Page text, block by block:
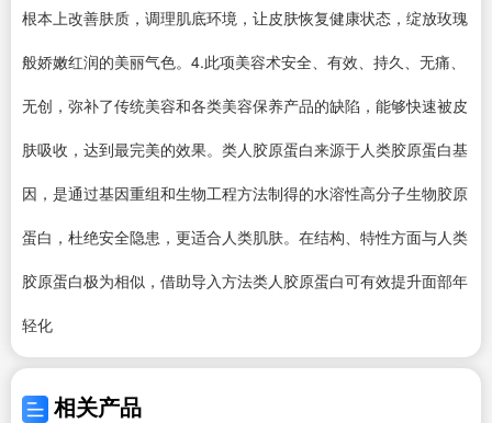
根本上改善肤质，调理肌底环境，让皮肤恢复健康状态，绽放玫瑰
般娇嫩红润的美丽气色。4.此项美容术安全、有效、持久、无痛、
无创，弥补了传统美容和各类美容保养产品的缺陷，能够快速被皮
肤吸收，达到最完美的效果。类人胶原蛋白来源于人类胶原蛋白基
因，是通过基因重组和生物工程方法制得的水溶性高分子生物胶原
蛋白，杜绝安全隐患，更适合人类肌肤。在结构、特性方面与人类
胶原蛋白极为相似，借助导入方法类人胶原蛋白可有效提升面部年
轻化
相关产品